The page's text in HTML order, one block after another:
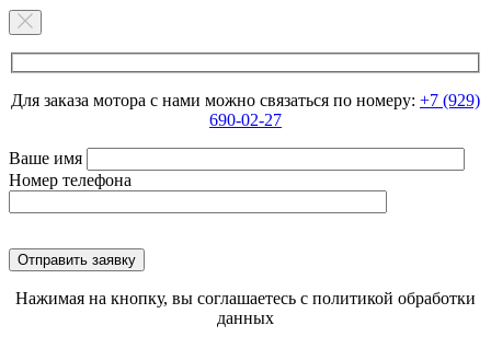
Для заказа мотора с нами можно связаться по номеру: +7 (929)
690-02-27
Ваше имя
Номер телефона
Нажимая на кнопку, вы соглашаетесь с политикой обработки
данных